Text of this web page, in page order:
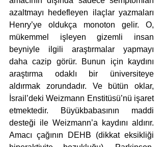
azaltmayı hedefleyen ilaçlar yazmaları
Henry’ye oldukça monoton gelir. O,
mükemmel işleyen gizemli insan
beyniyle ilgili araştırmalar yapmayı
daha cazip görür. Bunun için kaydını
araştırma odaklı bir üniversiteye
aldırmak zorundadır. Ve bütün oklar,
İsrail’deki Weizmann Enstitüsü’nü işaret
etmektedir. Büyükbabasının maddi
desteği ile Weizmann’a kaydını aldırır.
Amacı çağının DEHB (dikkat eksikliği